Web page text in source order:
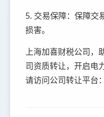
5. 交易保障：保障交
损害。
上海加喜财税公司，
司资质转让，开启电
请访问公司转让平台